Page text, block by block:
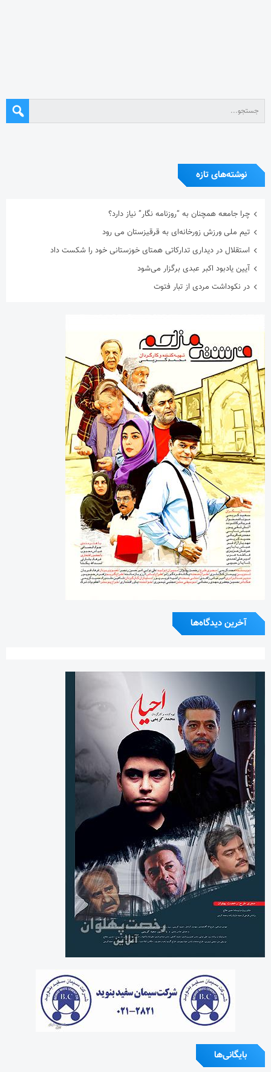
نوشته‌های تازه
استقلال در دیداری تدارکاتی همتای خوزستانی خود را شکست داد
آیین یادبود اکبر عبدی برگزار می‌شود
در نکوداشت مردی از تبار فتوت
آخرین دیدگاه‌ها
بایگانی‌ها
آگوست 2026
ژوئن 2026